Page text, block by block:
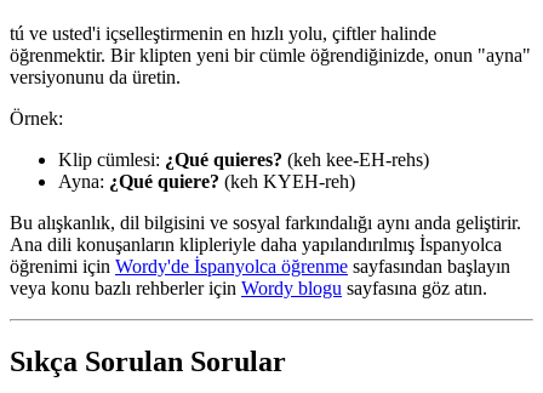
tú ve usted'i içselleştirmenin en hızlı yolu, çiftler halinde
öğrenmektir. Bir klipten yeni bir cümle öğrendiğinizde, onun "ayna"
versiyonunu da üretin.
Örnek:
Klip cümlesi: ¿Qué quieres? (keh kee-EH-rehs)
Ayna: ¿Qué quiere? (keh KYEH-reh)
Bu alışkanlık, dil bilgisini ve sosyal farkındalığı aynı anda geliştirir.
Ana dili konuşanların klipleriyle daha yapılandırılmış İspanyolca
öğrenimi için Wordy'de İspanyolca öğrenme sayfasından başlayın
veya konu bazlı rehberler için Wordy blogu sayfasına göz atın.
Sıkça Sorulan Sorular